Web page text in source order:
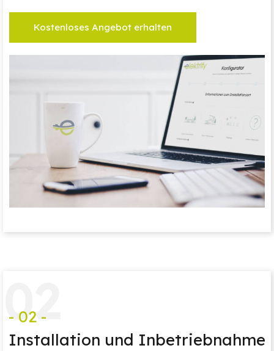
Kostenloses Angebot erhalten
02
- 02 -
Installation und Inbetriebnahme